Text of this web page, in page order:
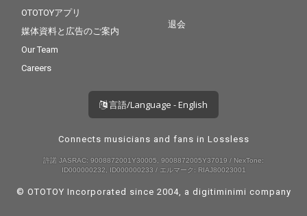
OTOTOYアプリ
媒体資料と広告のご案内
Our Team
Careers
退会
言語/Language - English
Connects musicians and fans in Lossless
許諾 JASRAC: 9008872001Y30005, 9008872005Y37019 / NexTone:
ID000000232, ID000000233 / エルマーク: RIAJ80023001
© OTOTOY Incorporated since 2004, a digitiminimi company